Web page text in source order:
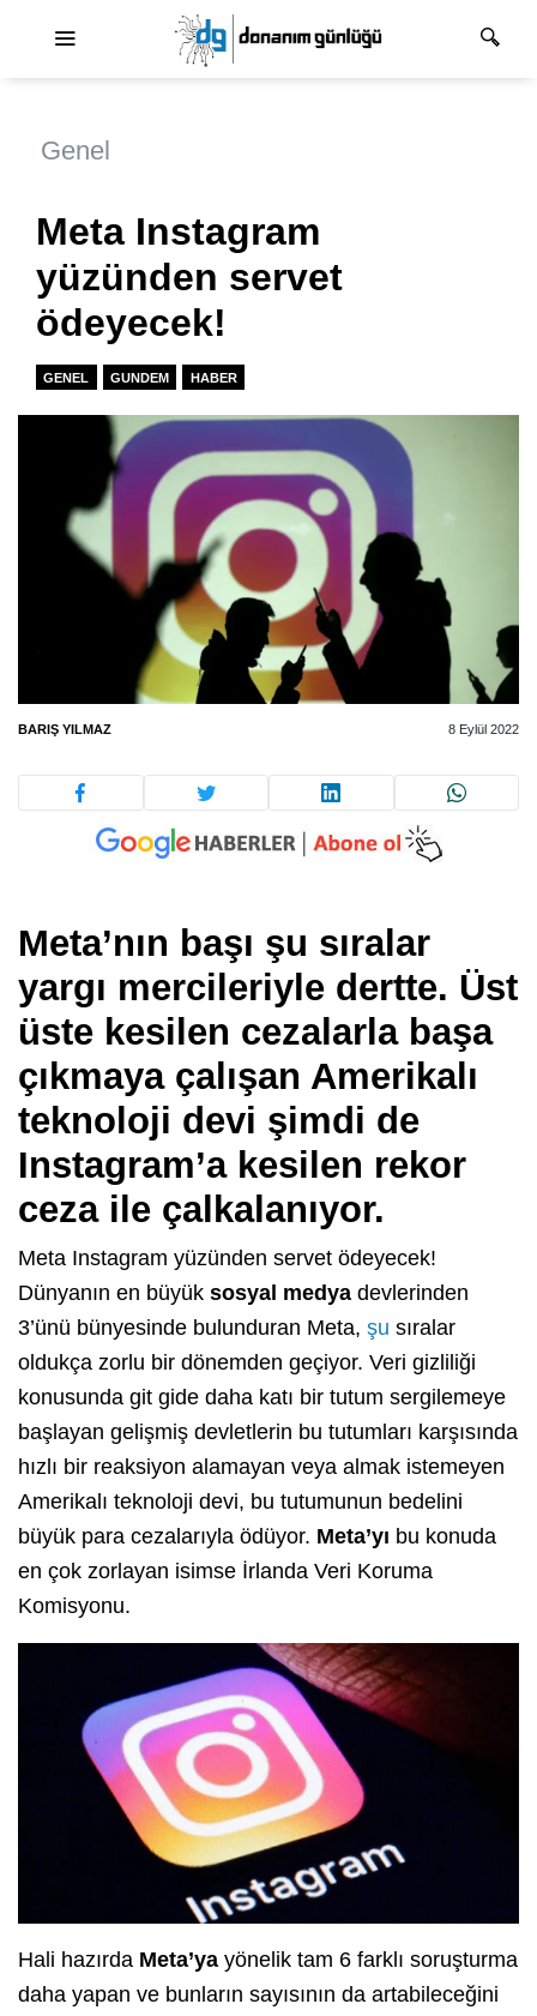
Genel
Meta Instagram
yüzünden servet
ödeyecek!
GENEL GUNDEM HABER
BARIŞ YILMAZ 8 Eylül 2022
Meta’nın başı şu sıralar
yargı mercileriyle dertte. Üst
üste kesilen cezalarla başa
çıkmaya çalışan Amerikalı
teknoloji devi şimdi de
Instagram’a kesilen rekor
ceza ile çalkalanıyor.
Meta Instagram yüzünden servet ödeyecek!
Dünyanın en büyük sosyal medya devlerinden
3’ünü bünyesinde bulunduran Meta, şu sıralar
oldukça zorlu bir dönemden geçiyor. Veri gizliliği
konusunda git gide daha katı bir tutum sergilemeye
başlayan gelişmiş devletlerin bu tutumları karşısında
hızlı bir reaksiyon alamayan veya almak istemeyen
Amerikalı teknoloji devi, bu tutumunun bedelini
büyük para cezalarıyla ödüyor. Meta’yı bu konuda
en çok zorlayan isimse İrlanda Veri Koruma
Komisyonu.
Hali hazırda Meta’ya yönelik tam 6 farklı soruşturma
daha yapan ve bunların sayısının da artabileceğini